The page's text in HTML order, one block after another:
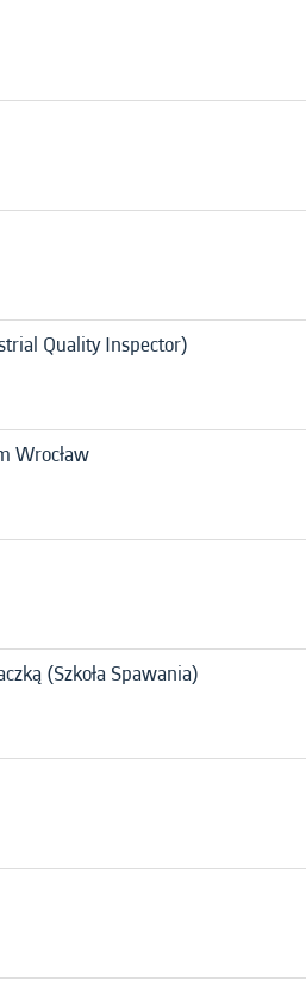
Quality Inspector)
Wrocław
(Szkoła Spawania)